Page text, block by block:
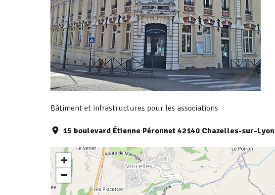
Bâtiment et infrastructures pour les associations
15 boulevard Étienne Péronnet 42140 Chazelles-sur-Lyon
+
−